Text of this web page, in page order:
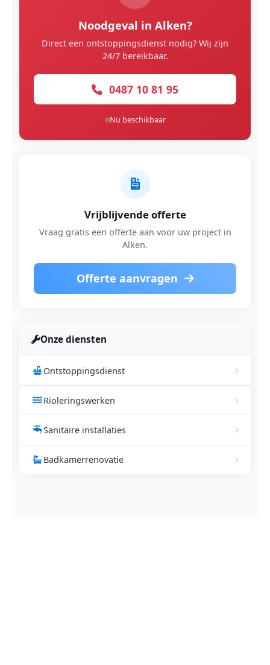
Noodgeval in Alken?
Direct een ontstoppingsdienst nodig? Wij zijn
24/7 bereikbaar.
0487 10 81 95
Nu beschikbaar
Vrijblijvende offerte
Vraag gratis een offerte aan voor uw project in
Alken.
Offerte aanvragen
Onze diensten
Ontstoppingsdienst
Rioleringswerken
Sanitaire installaties
Badkamerrenovatie